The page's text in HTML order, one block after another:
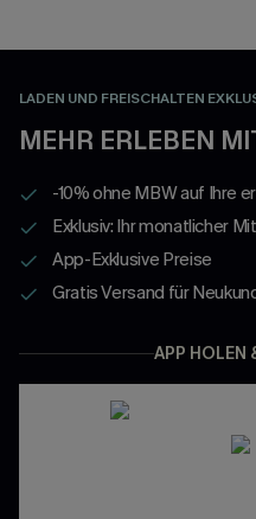
LADEN UND FREISCHALTEN
MEHR ERLEBEN
-10% ohne MBW auf Ihre
Exklusiv: Ihr monatlicher
App-Exklusive Preise
Gratis Versand für
APP HOLEN